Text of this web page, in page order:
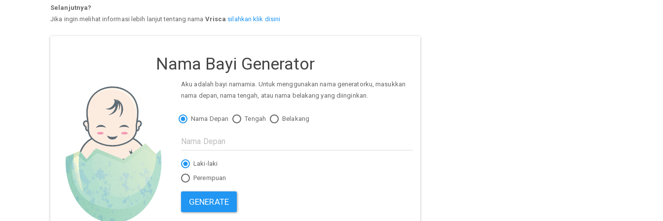
Selanjutnya?
Jika ingin melihat informasi lebih lanjut tentang nama Vrisca silahkan klik disini
Nama Bayi Generator
Aku adalah bayi namamia. Untuk menggunakan nama generatorku, masukkan
nama depan, nama tengah, atau nama belakang yang diinginkan.
Nama Depan Tengah Belakang
Laki-laki
Perempuan
GENERATE